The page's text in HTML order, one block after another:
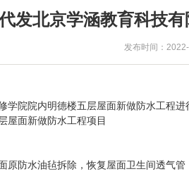
发北京学涵教育科技
发布时间：
院院内明德楼五层屋面新做防水工程
屋面新做防水工程项目
防水油毡拆除，恢复屋面卫生间透气管